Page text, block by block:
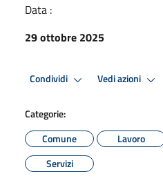
Data :
29 ottobre 2025
Condividi Vedi azioni
Categorie:
Comune
Lavoro
Servizi